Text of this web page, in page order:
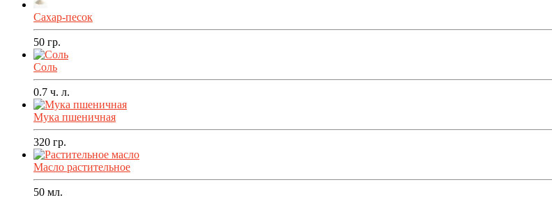
Сахар-песок
50 гр.
Соль
0.7 ч. л.
Мука пшеничная
320 гр.
Масло растительное
50 мл.